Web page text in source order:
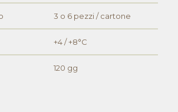
3 o 6 pezzi / cartone
+4 / +8°C
120 gg